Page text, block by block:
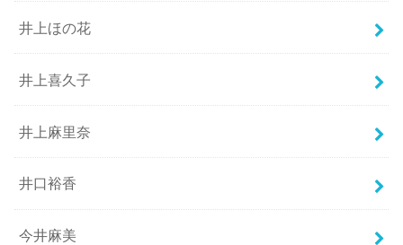
井上ほの花
井上喜久子
井上麻里奈
井口裕香
今井麻美